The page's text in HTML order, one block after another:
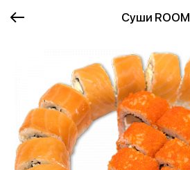
Суши ROOM